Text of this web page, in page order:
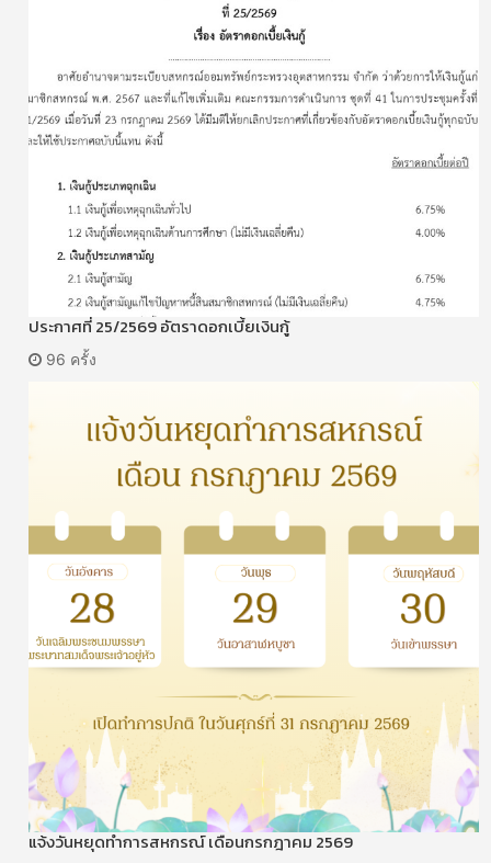
ประกาศที่ 25/2569 อัตราดอกเบี้ยเงินกู้
96 ครั้ง
แจ้งวันหยุดทำการสหกรณ์ เดือนกรกฎาคม 2569